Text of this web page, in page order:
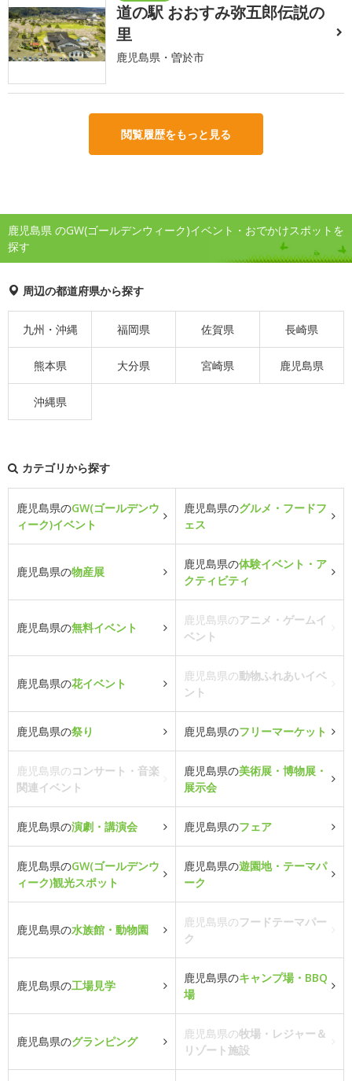
道の駅 おおすみ弥五郎伝説の
里
鹿児島県・曽於市
閲覧履歴をもっと見る
鹿児島県 のGW(ゴールデンウィーク)イベント・おでかけスポットを
探す
周辺の都道府県から探す
九州・沖縄 福岡県 佐賀県 長崎県
熊本県 大分県 宮崎県 鹿児島県
沖縄県
カテゴリから探す
鹿児島県のGW(ゴールデンウ
ィーク)イベント
鹿児島県のグルメ・フードフ
ェス
鹿児島県の物産展
鹿児島県の体験イベント・ア
クティビティ
鹿児島県の無料イベント
鹿児島県のアニメ・ゲームイ
ベント
鹿児島県の花イベント
鹿児島県の動物ふれあいイベ
ント
鹿児島県の祭り 鹿児島県のフリーマーケット
鹿児島県のコンサート・音楽
関連イベント
鹿児島県の美術展・博物展・
展示会
鹿児島県の演劇・講演会 鹿児島県のフェア
鹿児島県のGW(ゴールデンウ
ィーク)観光スポット
鹿児島県の遊園地・テーマパ
ーク
鹿児島県の水族館・動物園
鹿児島県のフードテーマパー
ク
鹿児島県の工場見学
鹿児島県のキャンプ場・BBQ
場
鹿児島県のグランピング
鹿児島県の牧場・レジャー＆
リゾート施設